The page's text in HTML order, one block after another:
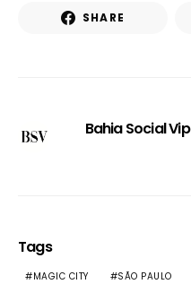
SHARE
Bahia Social Vip
Tags
MAGIC CITY SÃO PAULO